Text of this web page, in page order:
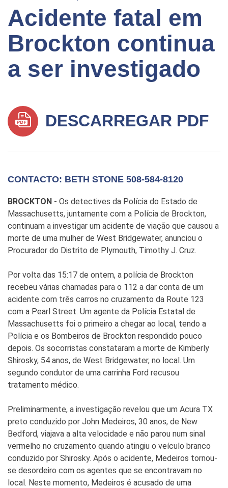
Acidente fatal em
Brockton continua
a ser investigado
DESCARREGAR PDF
CONTACTO: BETH STONE 508-584-8120
BROCKTON - Os detectives da Polícia do Estado de
Massachusetts, juntamente com a Polícia de Brockton,
continuam a investigar um acidente de viação que causou a
morte de uma mulher de West Bridgewater, anunciou o
Procurador do Distrito de Plymouth, Timothy J. Cruz.
Por volta das 15:17 de ontem, a polícia de Brockton
recebeu várias chamadas para o 112 a dar conta de um
acidente com três carros no cruzamento da Route 123
com a Pearl Street. Um agente da Polícia Estatal de
Massachusetts foi o primeiro a chegar ao local, tendo a
Polícia e os Bombeiros de Brockton respondido pouco
depois. Os socorristas constataram a morte de Kimberly
Shirosky, 54 anos, de West Bridgewater, no local. Um
segundo condutor de uma carrinha Ford recusou
tratamento médico.
Preliminarmente, a investigação revelou que um Acura TX
preto conduzido por John Medeiros, 30 anos, de New
Bedford, viajava a alta velocidade e não parou num sinal
vermelho no cruzamento quando atingiu o veículo branco
conduzido por Shirosky. Após o acidente, Medeiros tornou-
se desordeiro com os agentes que se encontravam no
local. Neste momento, Medeiros é acusado de uma